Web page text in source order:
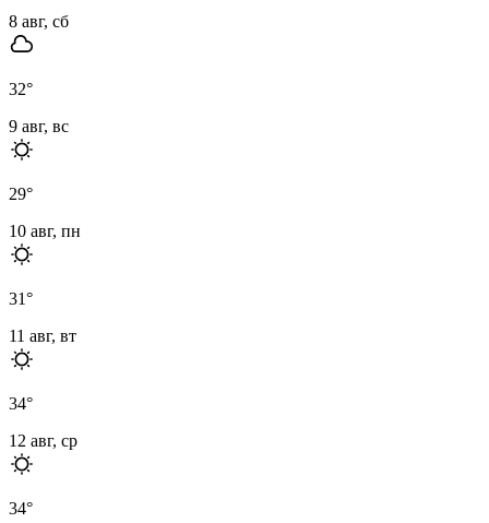
8 авг, сб
32°
9 авг, вс
29°
10 авг, пн
31°
11 авг, вт
34°
12 авг, ср
34°